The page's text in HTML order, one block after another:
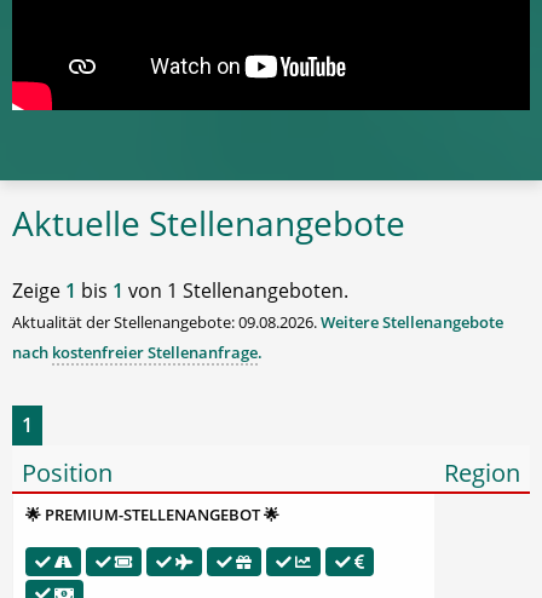
Aktuelle Stellenangebote
Zeige 1 bis 1 von 1 Stellenangeboten.
Aktualität der Stellenangebote: 09.08.2026.Weitere Stellenangebote
nach kostenfreier Stellenanfrage.
1
Position Region
🌟 PREMIUM-STELLENANGEBOT 🌟